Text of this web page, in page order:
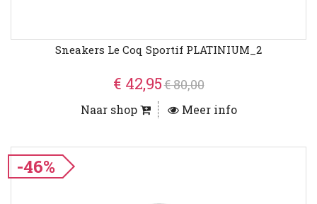
Sneakers Le Coq Sportif PLATINIUM_2
€ 42,95€ 80,00
Naar shop Meer info
-46%